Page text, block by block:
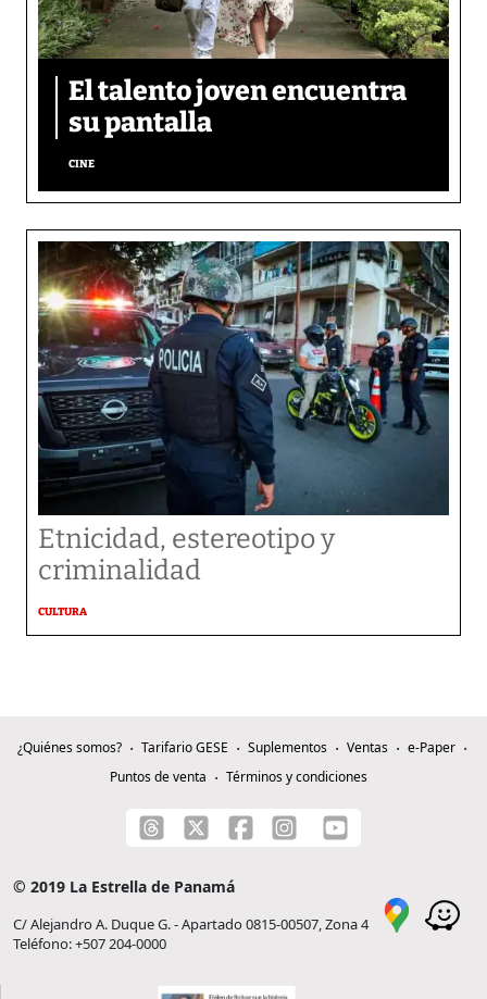
El talento joven encuentra
su pantalla​
CINE
Etnicidad, estereotipo y
criminalidad
CULTURA
¿Quiénes somos? Tarifario GESE Suplementos Ventas
e-Paper
Puntos de venta
Términos y condiciones
© 2019 La Estrella de Panamá
C/ Alejandro A. Duque G. - Apartado 0815-00507, Zona 4
Teléfono: +507 204-0000